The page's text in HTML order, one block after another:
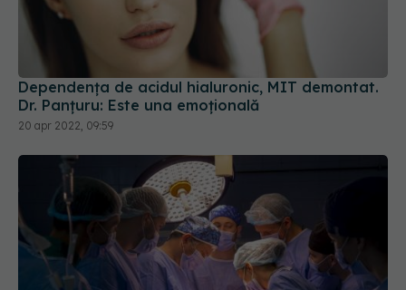
Dependența de acidul hialuronic, MIT demontat.
Dr. Panțuru: Este una emoțională
20 apr 2022, 09:59